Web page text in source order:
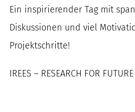
Ein inspirierender Tag mit
Diskussionen und viel
Projektschritte!
IREES – RESEARCH FOR